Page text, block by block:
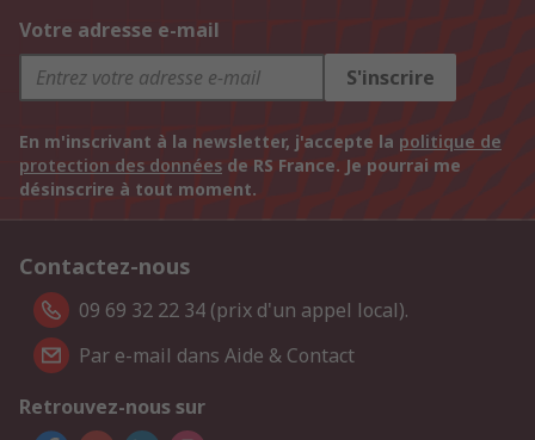
Votre adresse e-mail
S'inscrire
En m'inscrivant à la newsletter, j'accepte la politique de
protection des données de RS France. Je pourrai me
désinscrire à tout moment.
Contactez-nous
09 69 32 22 34 (prix d'un appel local).
Par e-mail dans Aide & Contact
Retrouvez-nous sur